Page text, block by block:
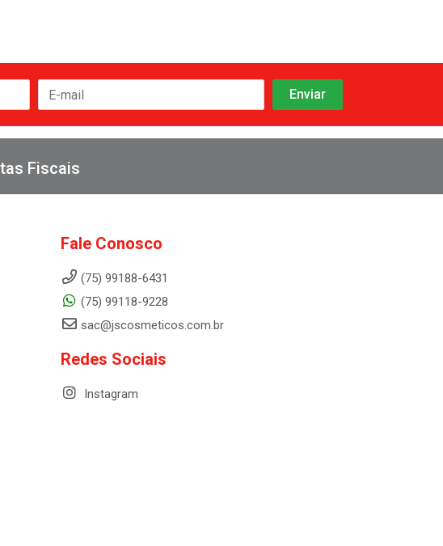
Fiscais
Fale Conosco
(75) 99188-6431
(75) 99118-9228
sac@jscosmeticos.com.br
Redes Sociais
Instagram